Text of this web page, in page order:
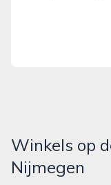
Winkels op
Nijmegen